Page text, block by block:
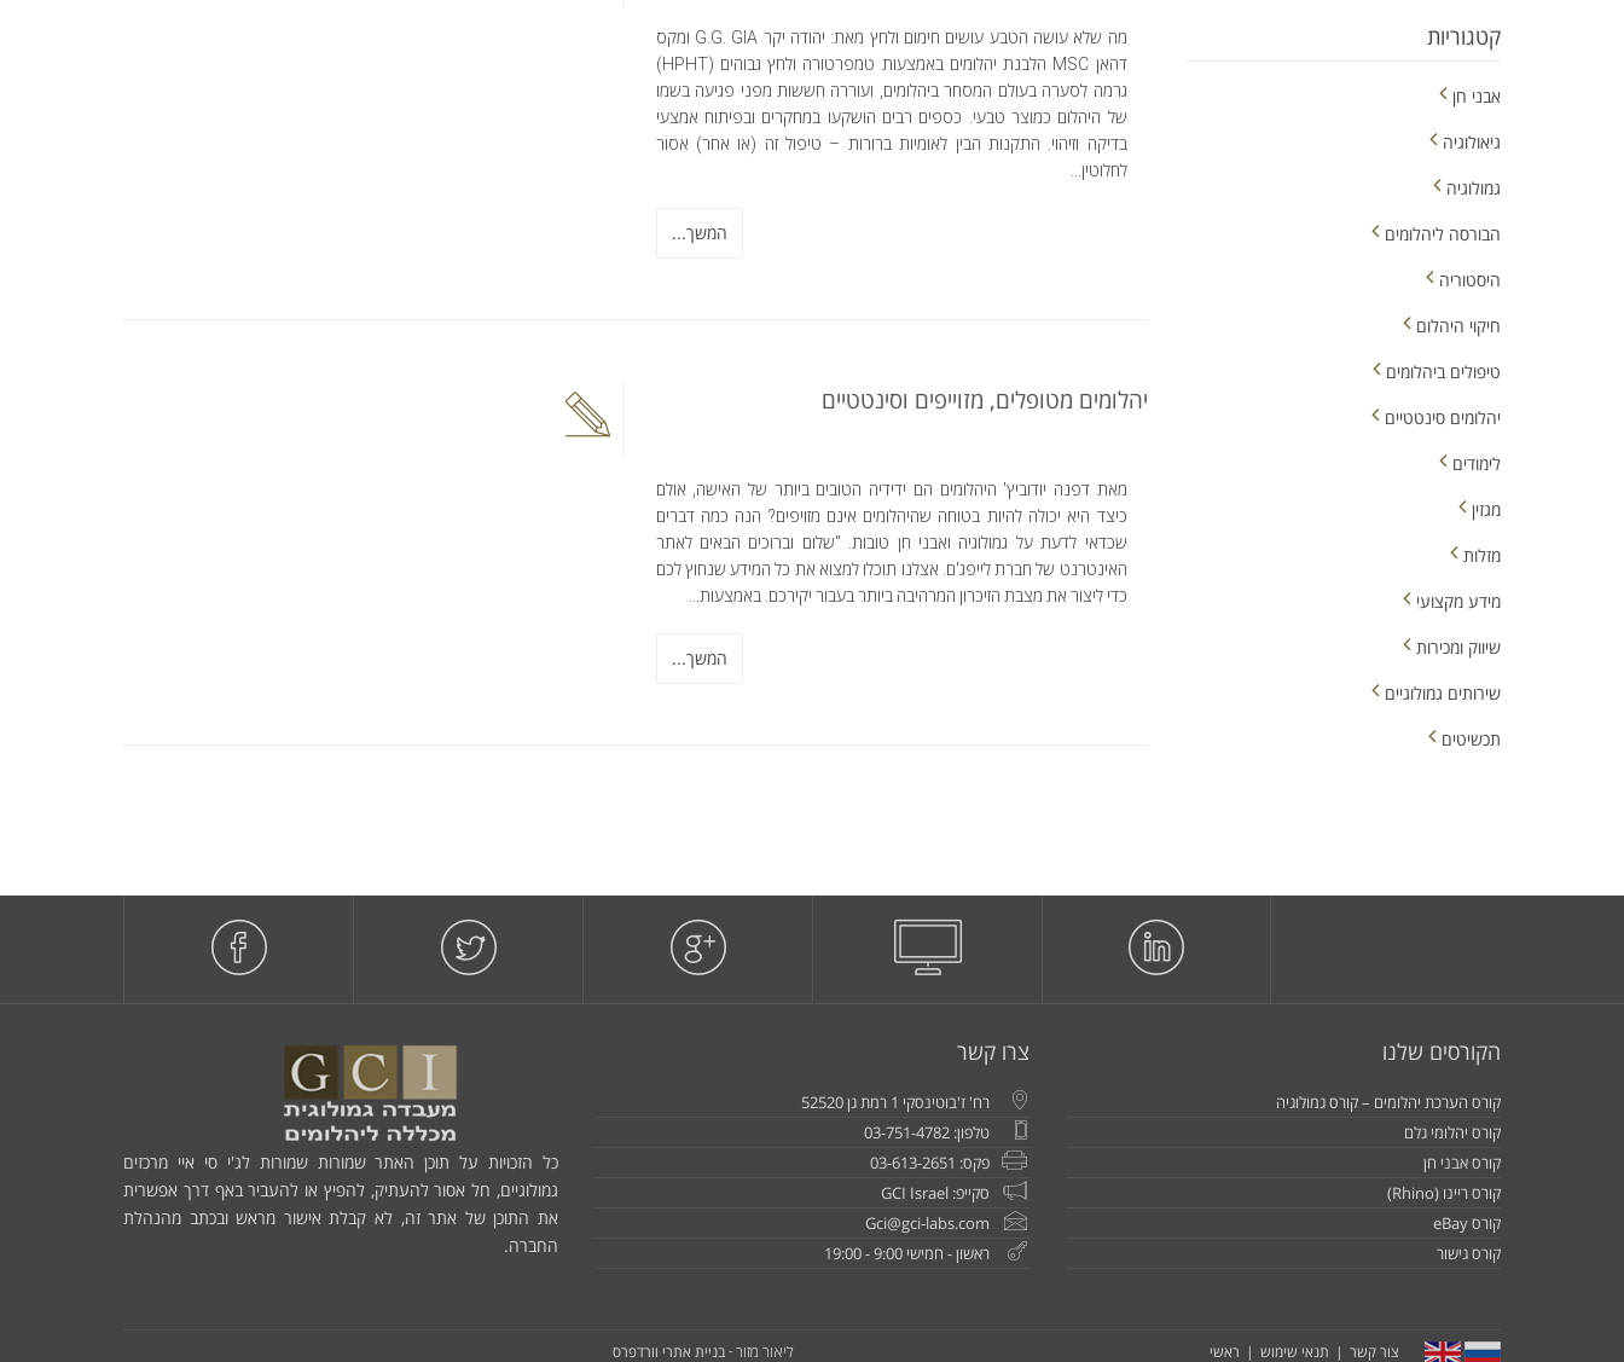
מה שלא עושה הטבע עושים חימום ולחץ מאת: יהודה יקר G.G. GIA ומקס
דהאן MSC הלבנת יהלומים באמצעות טמפרטורה ולחץ גבוהים (HPHT)
גרמה לסערה בעולם המסחר ביהלומים, ועוררה חששות מפני פגיעה בשמו
של היהלום כמוצר טבעי. כספים רבים הושקעו במחקרים ובפיתוח אמצעי
בדיקה וזיהוי. התקנות הבין לאומיות ברורות – טיפול זה (או אחר) אסור
לחלוטין...
המשך...
יהלומים מטופלים, מזוייפים וסינטטיים
מאת דפנה יודוביץ' היהלומים הם ידידיה הטובים ביותר של האישה, אולם
כיצד היא יכולה להיות בטוחה שהיהלומים אינם מזויפים? הנה כמה דברים
שכדאי לדעת על גמולוגיה ואבני חן טובות. "שלום וברוכים הבאים לאתר
האינטרנט של חברת לייפג'ם. אצלנו תוכלו למצוא את כל המידע שנחוץ לכם
כדי ליצור את מצבת הזיכרון המרהיבה ביותר בעבור יקירכם. באמצעות...
המשך...
קטגוריות
אבני חן
גיאולוגיה
גמולוגיה
הבורסה ליהלומים
היסטוריה
חיקוי היהלום
טיפולים ביהלומים
יהלומים סינטטיים
לימודים
מגזין
מזלות
מידע מקצועי
שיווק ומכירות
שירותים גמולוגיים
תכשיטים
כל הזכויות על תוכן האתר שמורות שמורות לג'י סי איי מרכזים
גמולוגיים, חל אסור להעתיק, להפיץ או להעביר באף דרך אפשרית
את התוכן של אתר זה, לא קבלת אישור מראש ובכתב מהנהלת
החברה.
צרו קשר
רח' ז'בוטינסקי 1 רמת גן 52520
טלפון: 03-751-4782
פקס: 03-613-2651
סקייפ: GCI Israel
Gci@gci-labs.com
ראשון - חמישי 9:00 - 19:00
הקורסים שלנו
קורס הערכת יהלומים – קורס גמולוגיה
קורס יהלומי גלם
קורס אבני חן
קורס ריינו (Rhino)
קורס eBay
קורס גישור
ליאור מזור - בניית אתרי וורדפרס ראשי תנאי שימוש צור קשר